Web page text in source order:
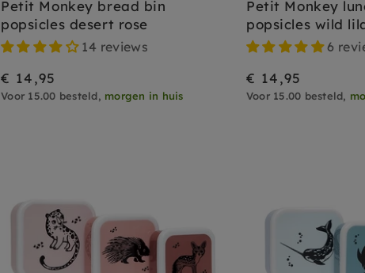
Petit Monkey bread bin
popsicles desert rose
14 reviews
€ 14,95
Voor 15.00 besteld, morgen in huis
Petit Monkey
popsicles wild
6
€ 14,95
Voor 15.00 besteld,